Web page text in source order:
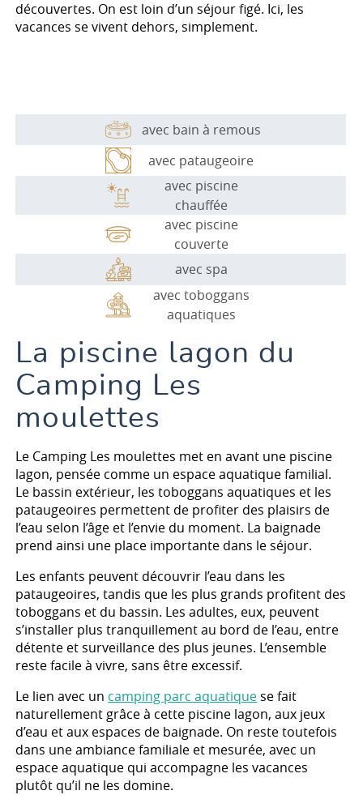
découvertes. On est loin d’un séjour figé. Ici, les
vacances se vivent dehors, simplement.
avec bain à remous
avec pataugeoire
avec piscine
chauffée
avec piscine
couverte
avec spa
avec toboggans
aquatiques
La piscine lagon du
Camping Les
moulettes
Le Camping Les moulettes met en avant une piscine
lagon, pensée comme un espace aquatique familial.
Le bassin extérieur, les toboggans aquatiques et les
pataugeoires permettent de profiter des plaisirs de
l’eau selon l’âge et l’envie du moment. La baignade
prend ainsi une place importante dans le séjour.
Les enfants peuvent découvrir l’eau dans les
pataugeoires, tandis que les plus grands profitent des
toboggans et du bassin. Les adultes, eux, peuvent
s’installer plus tranquillement au bord de l’eau, entre
détente et surveillance des plus jeunes. L’ensemble
reste facile à vivre, sans être excessif.
Le lien avec un camping parc aquatiquese fait
naturellement grâce à cette piscine lagon, aux jeux
d’eau et aux espaces de baignade. On reste toutefois
dans une ambiance familiale et mesurée, avec un
espace aquatique qui accompagne les vacances
plutôt qu’il ne les domine.